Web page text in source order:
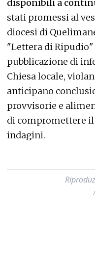
disponibili a
stati promessi al
diocesi di
"Lettera di
pubblicazione di
Chiesa locale,
anticipano
provvisorie e
di compromettere
indagini.